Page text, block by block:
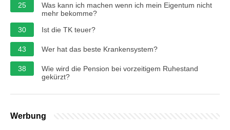
25
Was kann ich machen wenn ich mein Eigentum nicht
mehr bekomme?
30
Ist die TK teuer?
43 Wer hat das beste Krankensystem?
38
Wie wird die Pension bei vorzeitigem Ruhestand
gekürzt?
Werbung